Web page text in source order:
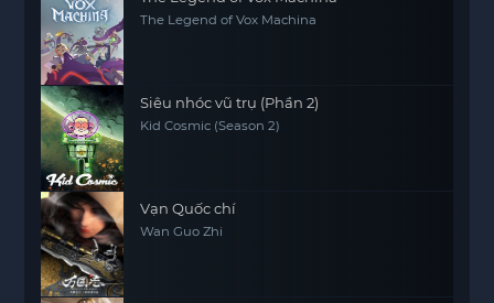
The Legend of Vox Machina
Siêu nhóc vũ trụ (Phần 2)
Kid Cosmic (Season 2)
Vạn Quốc chí
Wan Guo Zhi